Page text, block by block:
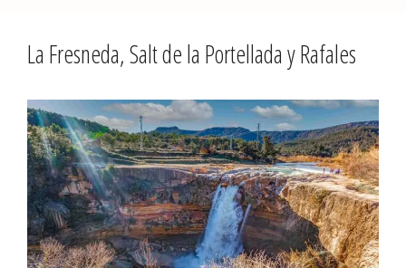
La Fresneda, Salt de la Portellada y Rafales